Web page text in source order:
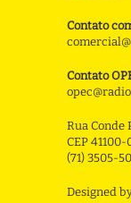
Contato
Contato
Rua Conde
CEP
(71) 3505-
Designed